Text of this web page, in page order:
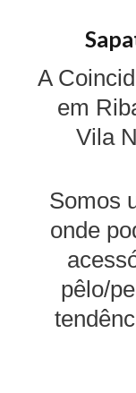
A
em
Vila
Somos
onde
pêlo/